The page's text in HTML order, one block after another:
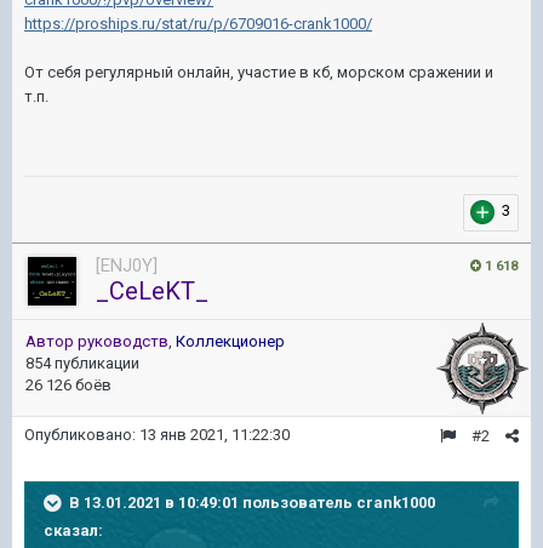
https://proships.ru/stat/ru/p/6709016-crank1000/
От себя регулярный онлайн, участие в кб, морском сражении и
т.п.
3
1 618
[ENJ0Y]
_CeLeKT_
Автор руководств, Коллекционер
854 публикации
26 126 боёв
#2
Опубликовано: 13 янв 2021, 11:22:30
В 13.01.2021 в 10:49:01 пользователь crank1000
сказал: